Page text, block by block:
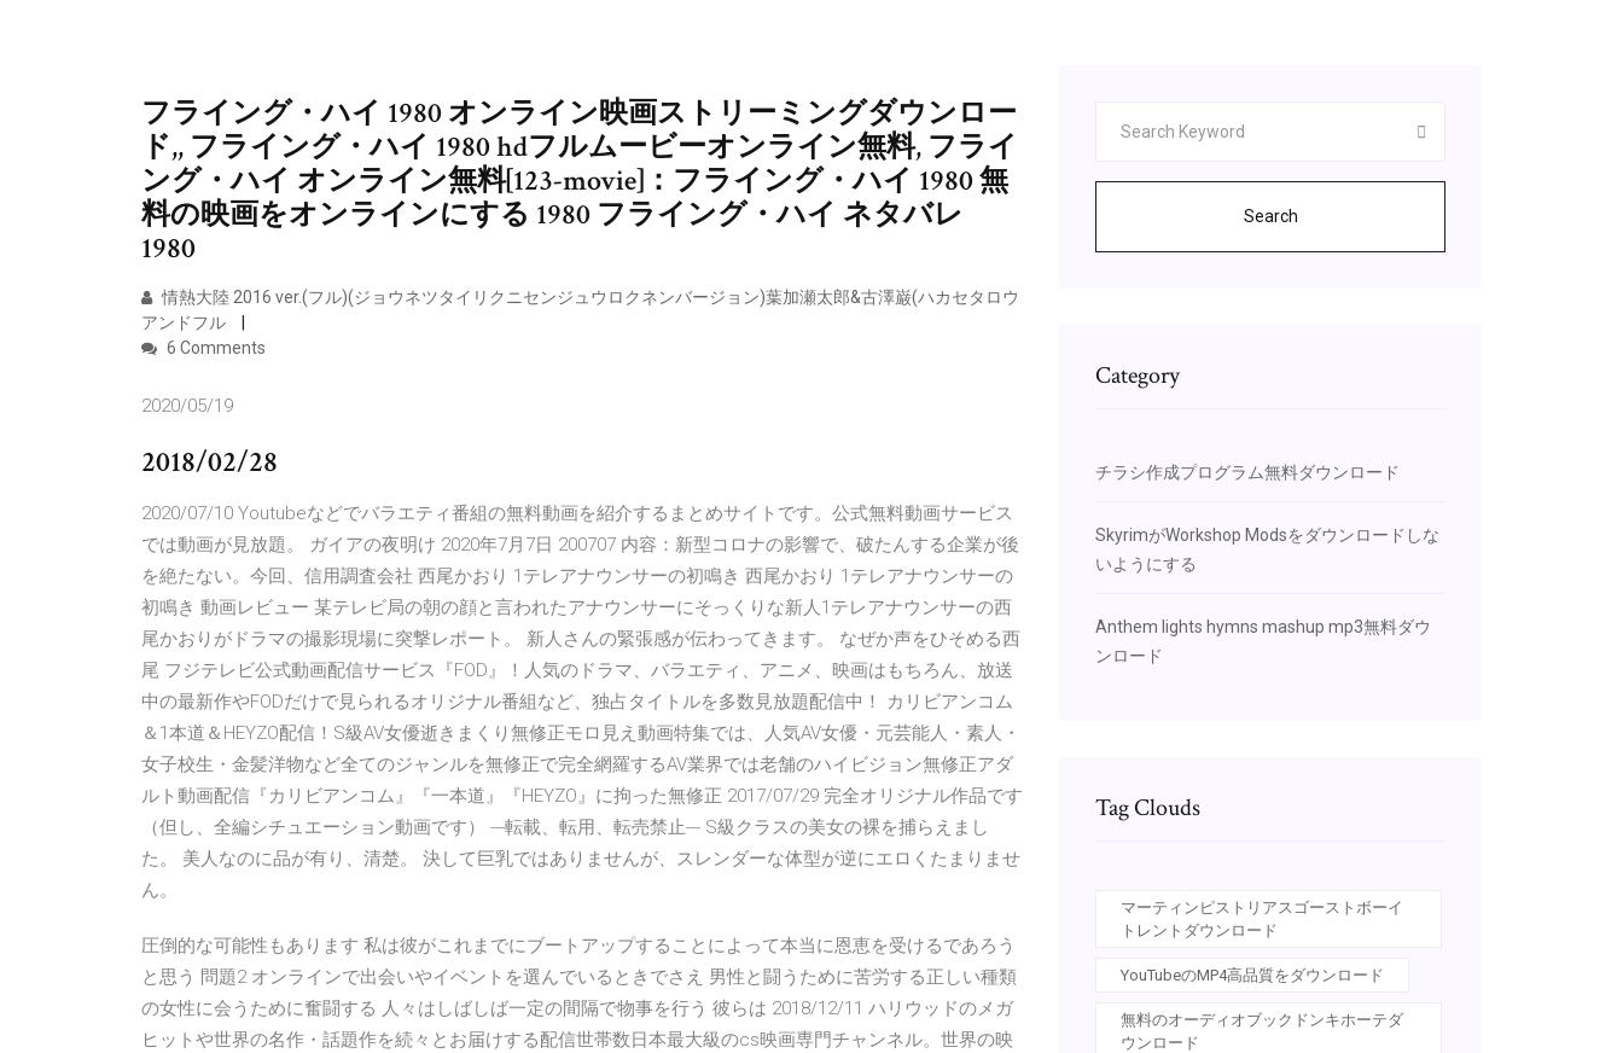
フライング・ハイ 1980 オンライン映画ストリーミングダウンロー
ド,, フライング・ハイ 1980 hdフルムービーオンライン無料, フライ
ング・ハイ オンライン無料[123-movie]：フライング・ハイ 1980 無
料の映画をオンラインにする 1980 フライング・ハイ ネタバレ
1980
情熱大陸 2016 ver.(フル)(ジョウネツタイリクニセンジュウロクネンバージョン)葉加瀬太郎&古澤巌(ハカセタロウ
アンドフル
6 Comments
2020/05/19
2018/02/28
2020/07/10 Youtubeなどでバラエティ番組の無料動画を紹介するまとめサイトです。公式無料動画サービス
では動画が見放題。 ガイアの夜明け 2020年7月7日 200707 内容：新型コロナの影響で、破たんする企業が後
を絶たない。今回、信用調査会社 西尾かおり 1テレアナウンサーの初鳴き 西尾かおり 1テレアナウンサーの
初鳴き 動画レビュー 某テレビ局の朝の顔と言われたアナウンサーにそっくりな新人1テレアナウンサーの西
尾かおりがドラマの撮影現場に突撃レポート。 新人さんの緊張感が伝わってきます。 なぜか声をひそめる西
尾 フジテレビ公式動画配信サービス『FOD』！人気のドラマ、バラエティ、アニメ、映画はもちろん、放送
中の最新作やFODだけで見られるオリジナル番組など、独占タイトルを多数見放題配信中！ カリビアンコム
＆1本道＆HEYZO配信！S級AV女優逝きまくり無修正モロ見え動画特集では、人気AV女優・元芸能人・素人・
女子校生・金髪洋物など全てのジャンルを無修正で完全網羅するAV業界では老舗のハイビジョン無修正アダ
ルト動画配信『カリビアンコム』『一本道』『HEYZO』に拘った無修正 2017/07/29 完全オリジナル作品です
（但し、全編シチュエーション動画です） ---転載、転用、転売禁止--- S級クラスの美女の裸を捕らえまし
た。 美人なのに品が有り、清楚。 決して巨乳ではありませんが、スレンダーな体型が逆にエロくたまりませ
ん。
圧倒的な可能性もあります 私は彼がこれまでにブートアップすることによって本当に恩恵を受けるであろう
と思う 問題2 オンラインで出会いやイベントを選んでいるときでさえ 男性と闘うために苦労する正しい種類
の女性に会うために奮闘する 人々はしばしば一定の間隔で物事を行う 彼らは 2018/12/11 ハリウッドのメガ
ヒットや世界の名作・話題作を続々とお届けする配信世帯数日本最大級のcs映画専門チャンネル。世界の映
Search
Category
チラシ作成プログラム無料ダウンロード
SkyrimがWorkshop Modsをダウンロードしな
いようにする
Anthem lights hymns mashup mp3無料ダウ
ンロード
Tag Clouds
マーティンピストリアスゴーストボーイ
トレントダウンロード
YouTubeのMP4高品質をダウンロード
無料のオーディオブックドンキホーテダ
ウンロード